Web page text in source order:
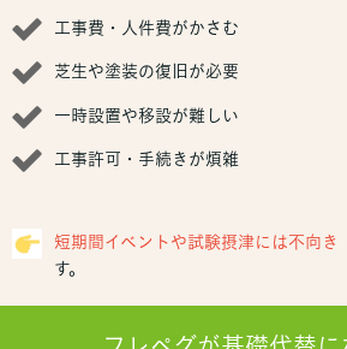
工事費・人件費がかさむ
芝生や塗装の復旧が必要
一時設置や移設が難しい
工事許可・手続きが煩雑
短期間イベントや試験摂津には不向き
す。